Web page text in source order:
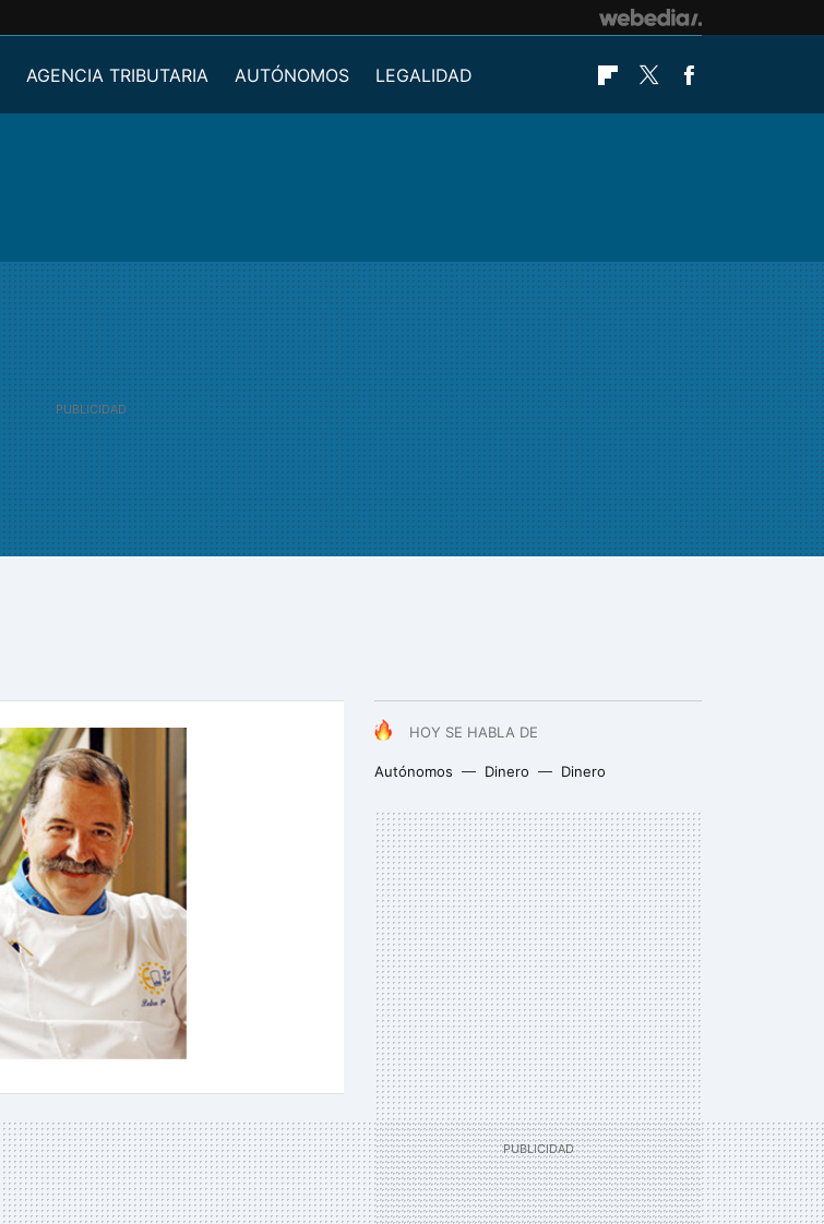
AGENCIA TRIBUTARIA AUTÓNOMOS
LEGALIDAD
Flipboard
Twitter
HOY SE HABLA DE
Autónomos Dinero Dinero